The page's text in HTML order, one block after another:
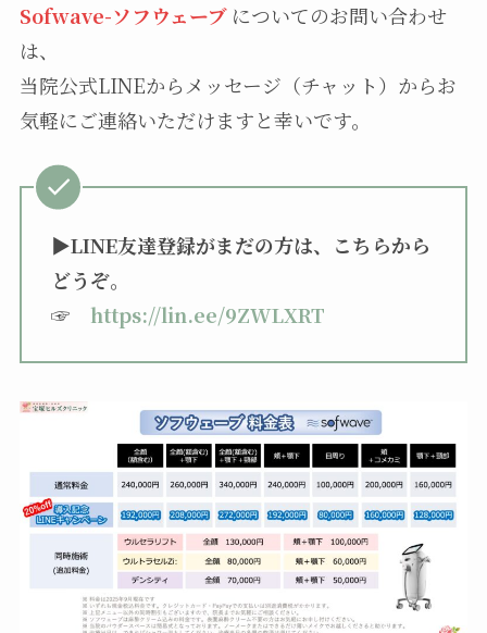
Sofwave-ソフウェーブ についてのお問い合わせ
は、
当院公式LINEからメッセージ（チャット）からお
気軽にご連絡いただけますと幸いです。
▶︎LINE友達登録がまだの方は、こちらから
どうぞ。
☞ https://lin.ee/9ZWLXRT